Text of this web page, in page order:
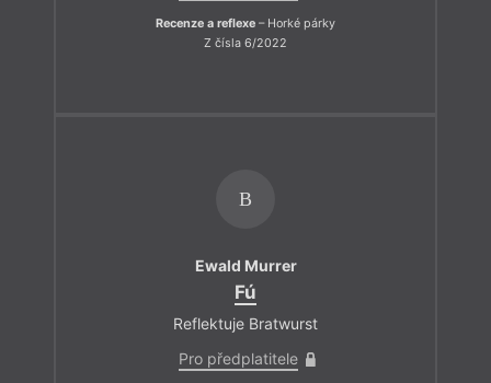
Recenze a reflexe – Horké párky
Z čísla 6/2022
B
Ewald Murrer
Fú
Reflektuje Bratwurst
Pro předplatitele